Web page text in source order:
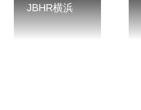
JBHR横浜